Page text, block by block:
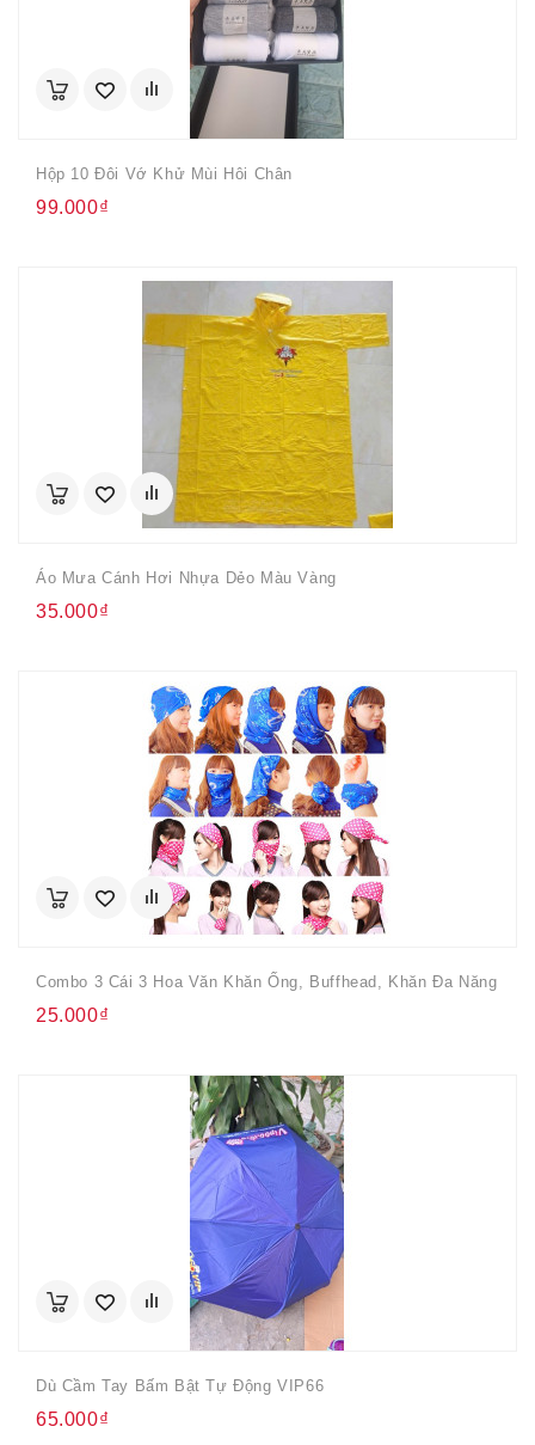
Hộp 10 Đôi Vớ Khử Mùi Hôi Chân
99.000₫
Áo Mưa Cánh Hơi Nhựa Dẻo Màu Vàng
35.000₫
Combo 3 Cái 3 Hoa Văn Khăn Ống, Buffhead, Khăn Đa Năng
25.000₫
Dù Cầm Tay Bấm Bật Tự Động VIP66
65.000₫